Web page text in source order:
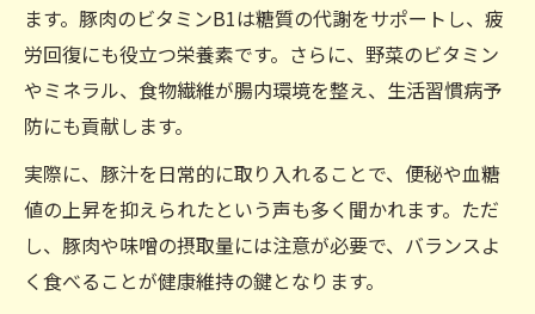
ます。豚肉のビタミンB1は糖質の代謝をサポートし、疲
労回復にも役立つ栄養素です。さらに、野菜のビタミン
やミネラル、食物繊維が腸内環境を整え、生活習慣病予
防にも貢献します。
実際に、豚汁を日常的に取り入れることで、便秘や血糖
値の上昇を抑えられたという声も多く聞かれます。ただ
し、豚肉や味噌の摂取量には注意が必要で、バランスよ
く食べることが健康維持の鍵となります。